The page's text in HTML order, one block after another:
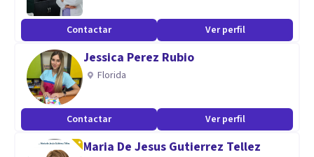
Contactar Ver perfil
Jessica Perez Rubio
Florida
Contactar Ver perfil
Maria De Jesus Gutierrez Tellez